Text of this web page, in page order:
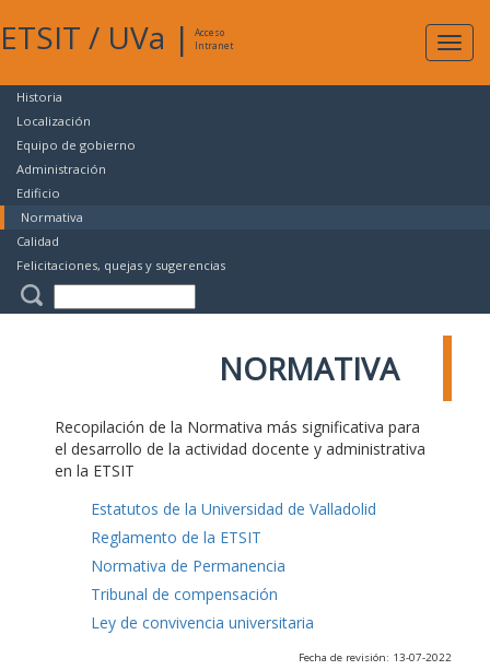
ETSIT / UVa |
Acceso
Intranet
Historia
Localización
Equipo de gobierno
Administración
Edificio
Normativa
Calidad
Felicitaciones, quejas y sugerencias
NORMATIVA
Recopilación de la Normativa más significativa para
el desarrollo de la actividad docente y administrativa
en la ETSIT
Estatutos de la Universidad de Valladolid
Reglamento de la ETSIT
Normativa de Permanencia
Tribunal de compensación
Ley de convivencia universitaria
Fecha de revisión: 13-07-2022